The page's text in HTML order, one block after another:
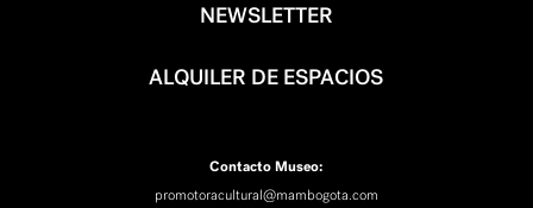
NEWSLETTER
ALQUILER DE ESPACIOS
Contacto Museo:
promotoracultural@mambogota.com